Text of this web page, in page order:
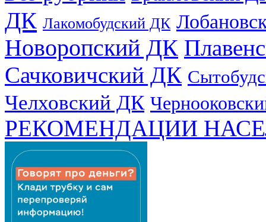
ДК Лакомобудский ДК
Новоропский ДК
Сачковичский ДК
Челховский ДК
РЕКОМЕНДАЦИИ